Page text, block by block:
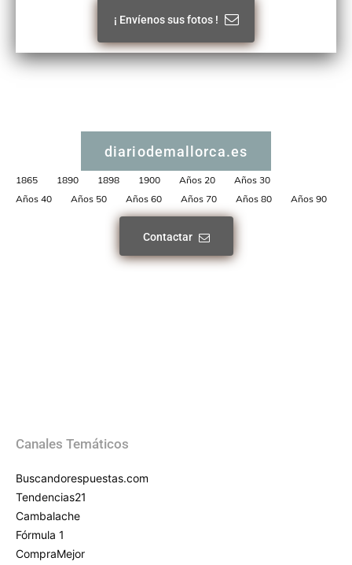
¡ Envíenos sus fotos !
diariodemallorca.es
1865 1890 1898 1900 Años 20
Años 30
Años 40
Años 50 Años 60 Años 70 Años 80 Años 90
Contactar
Canales Temáticos
Buscandorespuestas.com
Tendencias21
Cambalache
Fórmula 1
CompraMejor